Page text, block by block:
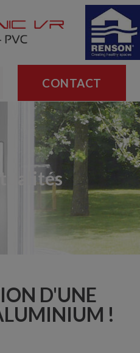
CONTACT
D'UNE
!